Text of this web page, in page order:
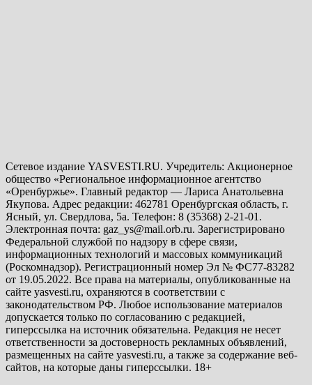
Сетевое издание YASVESTI.RU. Учредитель: Акционерное
общество «Региональное информационное агентство
«Оренбуржье». Главный редактор — Лариса Анатольевна
Якупова. Адрес редакции: 462781 Оренбургская область, г.
Ясный, ул. Свердлова, 5а. Телефон: 8 (35368) 2-21-01.
Электронная почта: gaz_ys@mail.orb.ru. Зарегистрировано
Федеральной службой по надзору в сфере связи,
информационных технологий и массовых коммуникаций
(Роскомнадзор). Регистрационный номер Эл № ФС77-83282
от 19.05.2022. Все права на материалы, опубликованные на
сайте yasvesti.ru, охраняются в соответствии с
законодательством РФ. Любое использование материалов
допускается только по согласованию с редакцией,
гиперссылка на источник обязательна. Редакция не несет
ответственности за достоверность рекламных объявлений,
размещенных на сайте yasvesti.ru, а также за содержание веб-
сайтов, на которые даны гиперссылки. 18+